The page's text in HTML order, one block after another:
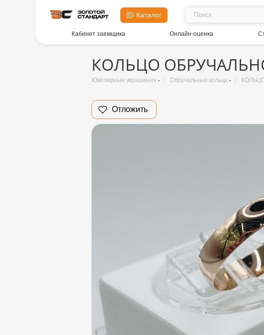
Каталог
Кабинет заемщика Онлайн-оценка
КОЛЬЦО
Ювелирные украшения / Обручальные кольца /
Отложить